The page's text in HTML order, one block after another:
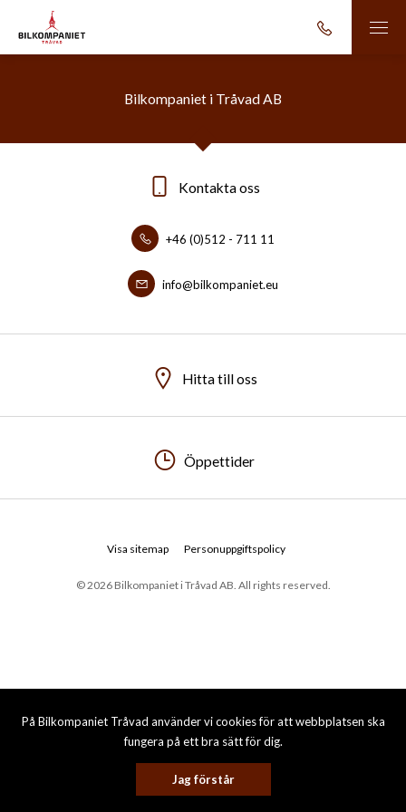
På Bilkompaniet Tråvad använder vi cookies för att webbplatsen ska
fungera på ett bra sätt för dig.
Jag förstår
Bilkompaniet i Tråvad AB
Kontakta oss
+46 (0)512 - 711 11
info@bilkompaniet.eu
Hitta till oss
Öppettider
© 2026 Bilkompaniet i Tråvad AB. All rights reserved.
Visa sitemap Personuppgiftspolicy